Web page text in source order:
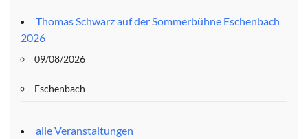
Thomas Schwarz auf der Sommerbühne Eschenbach
2026
09/08/2026
Eschenbach
alle Veranstaltungen